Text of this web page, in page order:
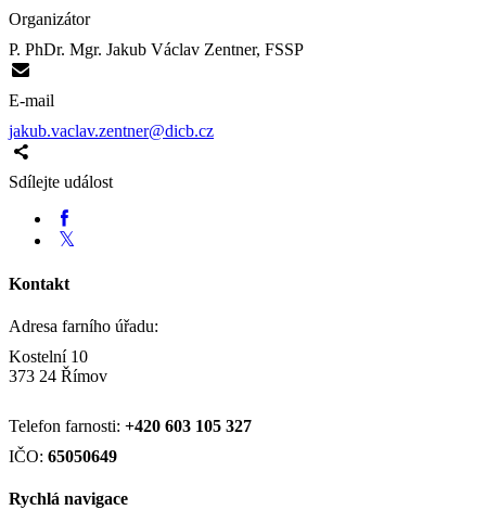
Organizátor
P. PhDr. Mgr. Jakub Václav Zentner, FSSP
E-mail
jakub.vaclav.zentner@dicb.cz
Sdílejte událost
Kontakt
Adresa farního úřadu:
Kostelní 10
373 24 Římov
Telefon farnosti: +420 603 105 327
IČO: 65050649
Rychlá navigace